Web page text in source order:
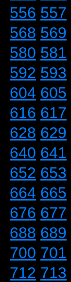
556 557
568 569
580 581
592 593
604 605
616 617
628 629
640 641
652 653
664 665
676 677
688 689
700 701
712 713